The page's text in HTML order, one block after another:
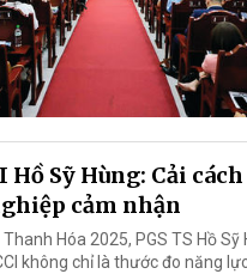
Hồ Sỹ Hùng: Cải
cảm nhận
Hóa 2025, PGS TS Hồ Sỹ
không chỉ là thước đo năng